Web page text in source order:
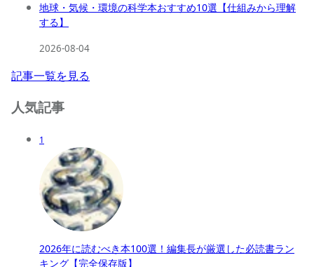
地球・気候・環境の科学本おすすめ10選【仕組みから理解
する】
2026-08-04
記事一覧を見る
人気記事
1
2026年に読むべき本100選！編集長が厳選した必読書ラン
キング【完全保存版】